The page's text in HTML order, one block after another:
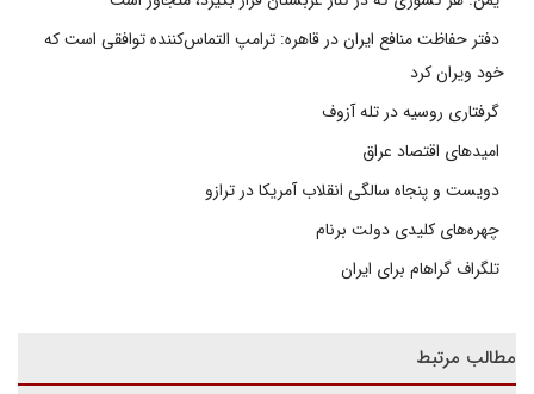
دفتر حفاظت منافع ایران در قاهره: ترامپ التماس‌کننده توافقی است که
خود ویران کرد
گرفتاری روسیه در تله آزوف
امیدهای اقتصاد عراق
دویست و پنجاه سالگی انقلاب آمریکا در ترازو
چهره‌های کلیدی دولت برنام
تلگراف گراهام برای ایران
مطالب مرتبط